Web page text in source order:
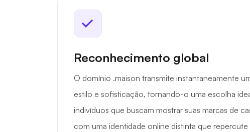
Reconhecimento global
O domínio .maison transmite instantaneamente
estilo e sofisticação, tornando-o uma escolha
indivíduos que buscam mostrar suas marcas de
com uma identidade online distinta que